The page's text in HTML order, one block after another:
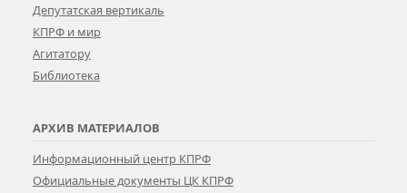
Депутатская вертикаль
КПРФ и мир
Агитатору
Библиотека
АРХИВ МАТЕРИАЛОВ
Информационный центр КПРФ
Официальные документы ЦК КПРФ